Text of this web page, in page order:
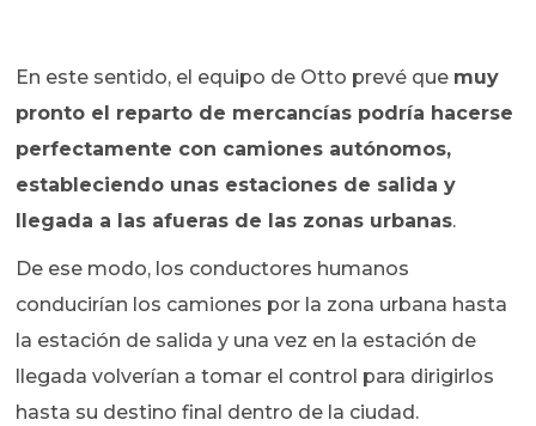
En este sentido, el equipo de Otto prevé que muy
pronto el reparto de mercancías podría hacerse
perfectamente con camiones autónomos,
estableciendo unas estaciones de salida y
llegada a las afueras de las zonas urbanas.
De ese modo, los conductores humanos
conducirían los camiones por la zona urbana hasta
la estación de salida y una vez en la estación de
llegada volverían a tomar el control para dirigirlos
hasta su destino final dentro de la ciudad.